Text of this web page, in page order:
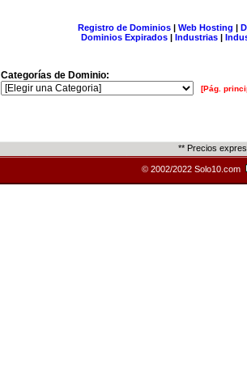
Registro de Dominios| Web Hosting |
Dominios Expirados | Industrias |
Categorías de Dominio:
[Pág.
** Precios
© 2002/2022 Solo10.com